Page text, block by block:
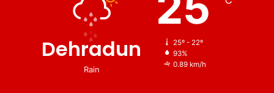
Dehradun
Rain
25º - 22º
93%
0.89 km/h